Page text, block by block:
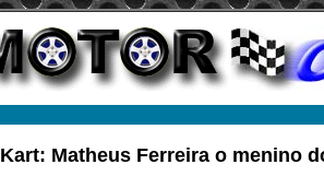
Kart: Matheus Ferreira o menino